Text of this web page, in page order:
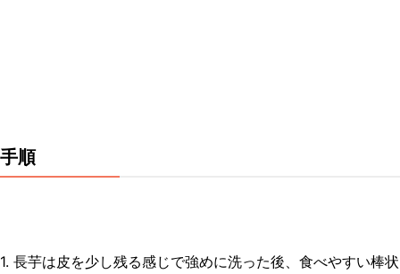
手順
1. 長芋は皮を少し残る感じで強めに洗った後、食べやすい棒状